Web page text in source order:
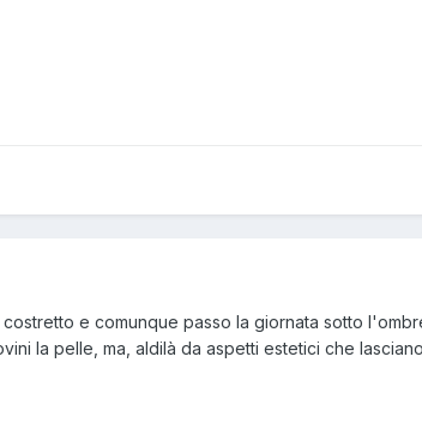
e comunque passo la giornata sotto
la pelle, ma, aldilà da aspetti estetici che